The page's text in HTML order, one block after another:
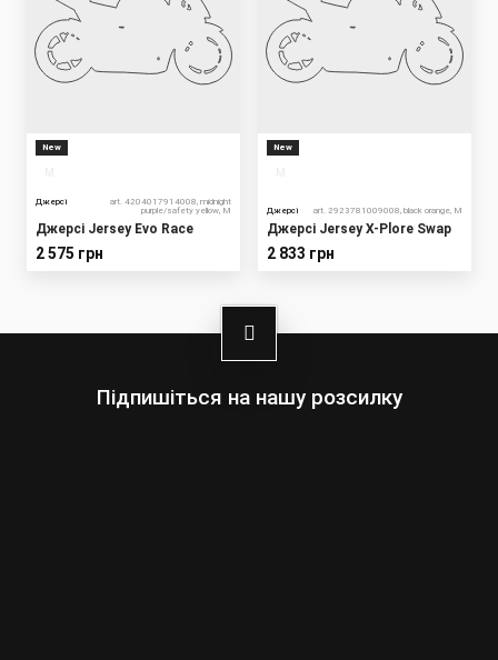
New
Джерсі
art. 4204017914008, midnight
purple/safety yellow, M
Джерсі Jersey Evo Race
2 575 грн
New
Джерсі art. 2923781009008, black orange, M
Джерсі Jersey X-Plore Swap
2 833 грн
Підпишіться на нашу розсилку